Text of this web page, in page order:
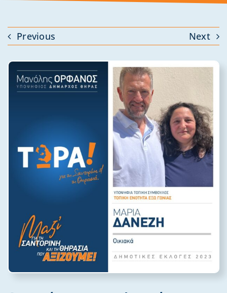
Previous Next